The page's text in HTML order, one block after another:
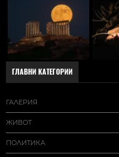
ГЛАВНИ КАТЕГОРИИ
ГАЛЕРИЯ
ЖИВОТ
ПОЛИТИКА